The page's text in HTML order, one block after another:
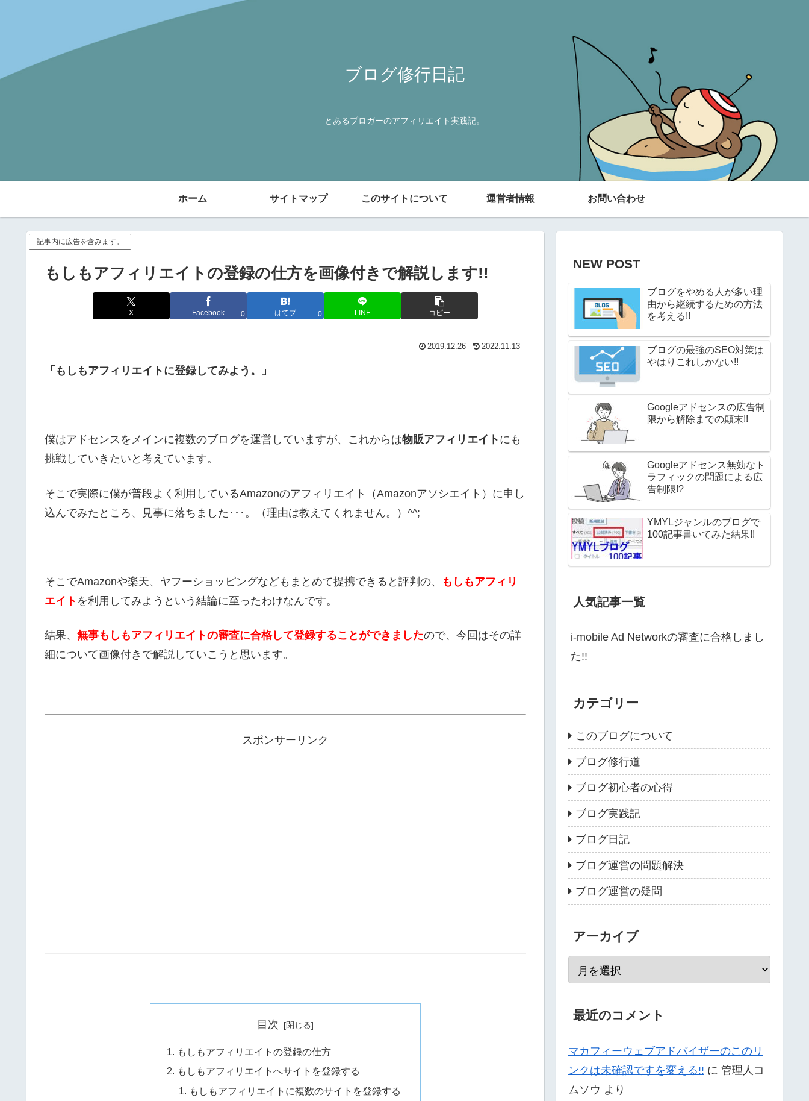
ブログ修行日記
とあるブロガーのアフィリエイト実践記。
ホーム サイトマップ このサイトについて 運営者情報 お問い合わせ
記事内に広告を含みます。
もしもアフィリエイトの登録の仕方を画像付きで解説します!!
X Facebook 0 はてブ 0 LINE コピー
2019.12.26 2022.11.13
「もしもアフィリエイトに登録してみよう。」
僕はアドセンスをメインに複数のブログを運営していますが、これからは物販アフィリエイト にも
挑戦していきたいと考えています。
そこで実際に僕が普段よく利用しているAmazonのアフィリエイト（Amazonアソシエイト）に申し
込んでみたところ、見事に落ちました･･･。（理由は教えてくれません。）^^;
そこでAmazonや楽天、ヤフーショッピングなどもまとめて提携できると評判の、
もしもアフィリ
エイト を利用してみようという結論に至ったわけなんです。
結果、 無事もしもアフィリエイトの審査に合格して登録することができましたので、今回はその詳
細について画像付きで解説していこうと思います。
スポンサーリンク
目次
もしもアフィリエイトの登録の仕方
もしもアフィリエイトへサイトを登録する
もしもアフィリエイトに複数のサイトを登録する
NEW POST
ブログをやめる人が多い理
由から継続するための方法
を考える!!
ブログの最強のSEO対策は
やはりこれしかない!!
Googleアドセンスの広告制
限から解除までの顛末!!
Googleアドセンス無効なト
ラフィックの問題による広
告制限!?
YMYLジャンルのブログで
100記事書いてみた結果!!
人気記事一覧
i-mobile Ad Networkの審査に合格しまし
た!!
カテゴリー
このブログについて
ブログ修行道
ブログ初心者の心得
ブログ実践記
ブログ日記
ブログ運営の問題解決
ブログ運営の疑問
アーカイブ
最近のコメント
マカフィーウェブアドバイザーのこのリ
ンクは未確認ですを変える!! に 管理人コ
ムソウ より